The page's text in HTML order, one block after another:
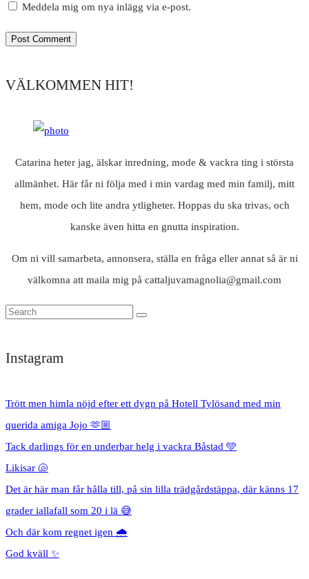
Meddela mig om nya inlägg via e-post.
VÄLKOMMEN HIT!
Catarina heter jag, älskar inredning, mode & vackra ting i största
allmänhet. Här får ni följa med i min vardag med min familj, mitt
hem, mode och lite andra ytligheter. Hoppas du ska trivas, och
kanske även hitta en gnutta inspiration.
Om ni vill samarbeta, annonsera, ställa en fråga eller annat så är ni
välkomna att maila mig på cattaljuvamagnolia@gmail.com
Instagram
Trött men himla nöjd efter ett dygn på Hotell Tylösand med min
querida amiga Jojo 🫶🏼
Tack darlings för en underbar helg i vackra Båstad 🩵
Likisar 🐚
Det är här man får hålla till, på sin lilla trädgårdstäppa, där känns 17
grader iallafall som 20 i lä 😅
Och där kom regnet igen 🌧️
God kväll ✨